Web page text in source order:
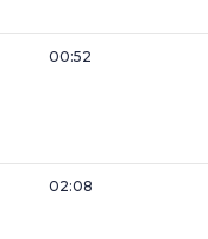
00:52
02:08